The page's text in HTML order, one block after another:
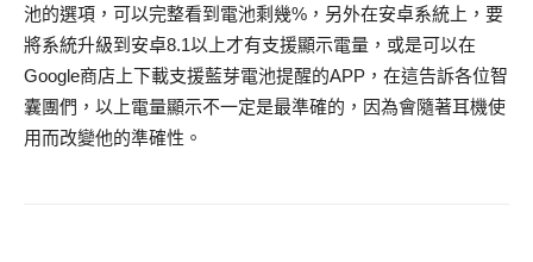
池的選項，可以完整看到電池剩幾%，另外在安卓系統上，要
將系統升級到安卓8.1以上才有支援顯示電量，或是可以在
Google商店上下載支援藍芽電池提醒的APP，在這告訴各位智
囊團們，以上電量顯示不一定是最準確的，因為會隨著耳機使
用而改變他的準確性。